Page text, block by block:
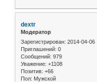
dextr
Модератор
Зарегистрирован: 2014-04-06
Приглашений: 0
Сообщений: 979
Уважение: +1108
Позитив: +66
Пол: Мужской